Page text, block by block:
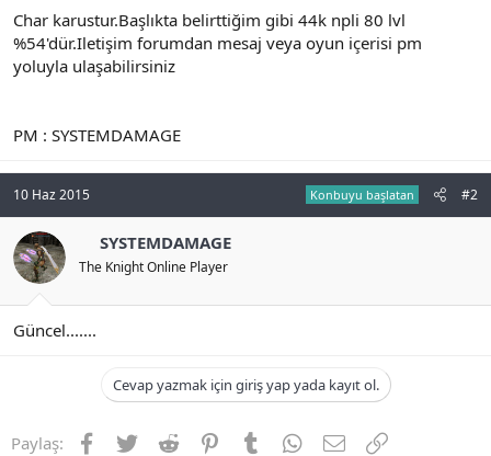
Char karustur.Başlıkta belirttiğim gibi 44k npli 80 lvl
%54'dür.Iletişim forumdan mesaj veya oyun içerisi pm
yoluyla ulaşabilirsiniz
PM : SYSTEMDAMAGE
10 Haz 2015 Konbuyu başlatan #2
SYSTEMDAMAGE
The Knight Online Player
Güncel.......
Cevap yazmak için giriş yap yada kayıt ol.
Paylaş: Facebook
TwitterReddit PinterestTumblrWhatsApp
E-postaLink